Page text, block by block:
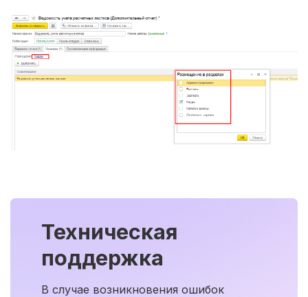
Техническая
поддержка
В случае возникновения ошибок